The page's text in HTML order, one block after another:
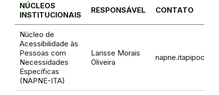
NÚCLEOS
INSTITUCIONAIS
RESPONSÁVEL CONTATO
Núcleo de
Acessibilidade às
Pessoas com
Necessidades
Específicas
(NAPNE-ITA)
Larisse Morais
Oliveira